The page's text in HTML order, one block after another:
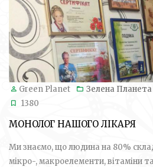
Green Planet Зелена Планета
1380
МОНОЛОГ НАШОГО ЛІКАРЯ
Ми знаємо, що людина на 80%
мікро-, макроелементи, вітаміни та